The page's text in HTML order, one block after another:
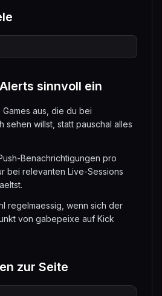
sinnvoll ein
aus, die du bei
sehen willst, statt pauschal alles
Benachrichtigungen pro
bei relevanten Live-Sessions
regelmaessig, wenn sich der
von gabepeixe auf Kick
zur Seite